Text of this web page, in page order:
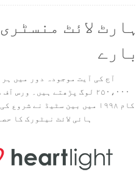
ہارٹ لائٹ
بارے
آج کی آیت موجودہ دور میں
۲۵۰،۰۰۰ لوگ پڑھتے ہیں۔ ورس
ہائی لائٹ نیٹورک کا